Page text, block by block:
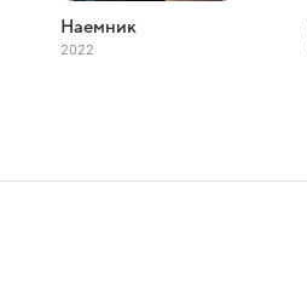
Наемник
2022